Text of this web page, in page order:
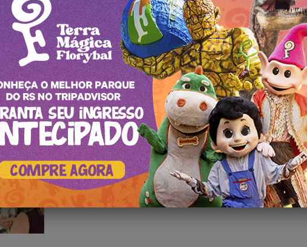
Tricofest começa hoje em Nova Petrópolis